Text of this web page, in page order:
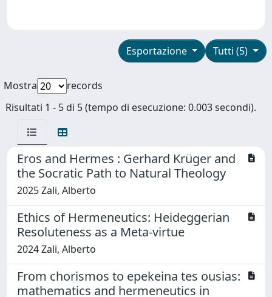
Tutti (5)
Esportazione
Mostra
records
Risultati 1 - 5 di 5 (tempo di esecuzione: 0.003 secondi).
Eros and Hermes : Gerhard Krüger and
the Socratic Path to Natural Theology
2025 Zali, Alberto
Ethics of Hermeneutics: Heideggerian
Resoluteness as a Meta-virtue
2024 Zali, Alberto
From chorismos to epekeina tes ousias:
mathematics and hermeneutics in